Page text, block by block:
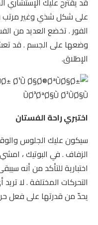
على شكل شذي وغير مرتب
الفور . تخضع العديد من
وضعها على الجسم . قد
الإطلاق.
اختبري راحة الفستان
سيكون عليك الجلوس
الزفاف . في البوتيك ،
اختبارية للتأكد من أنه
التحركات المختلفة . لا
يحدّ من قدرتها على فعل